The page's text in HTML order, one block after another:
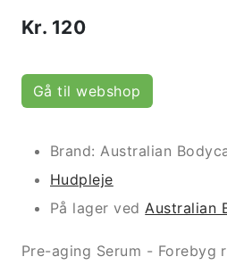
Kr. 120
Gå til webshop
Brand: Australian
Hudpleje
På lager vedAustralian
Pre-aging Serum - Forebyg